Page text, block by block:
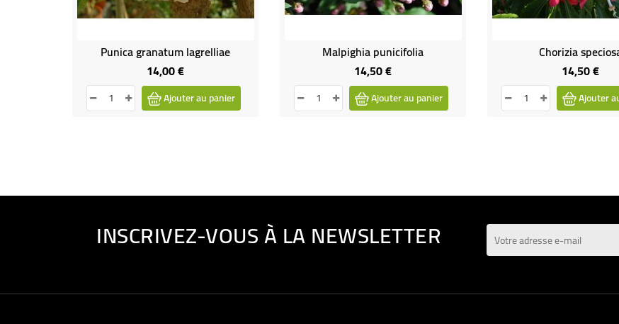
Punica granatum lagrelliae
14,00 €Prix
Ajouter au panier
Malpighia punicifolia
14,50 €Prix
Ajouter au panier
Chorizia
14,50 €Prix
Ajouter
INSCRIVEZ-VOUS À LA NEWSLETTER